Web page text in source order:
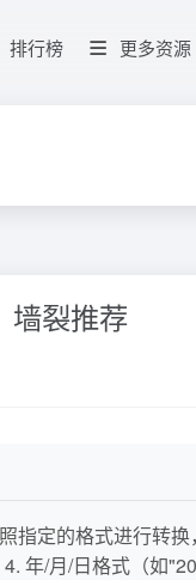
排行榜 更多资源
墙裂推荐
定的格式进行转
年/月/日格式（如